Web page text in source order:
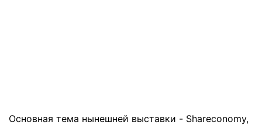
Основная тема нынешней выставки - Shareconomy,